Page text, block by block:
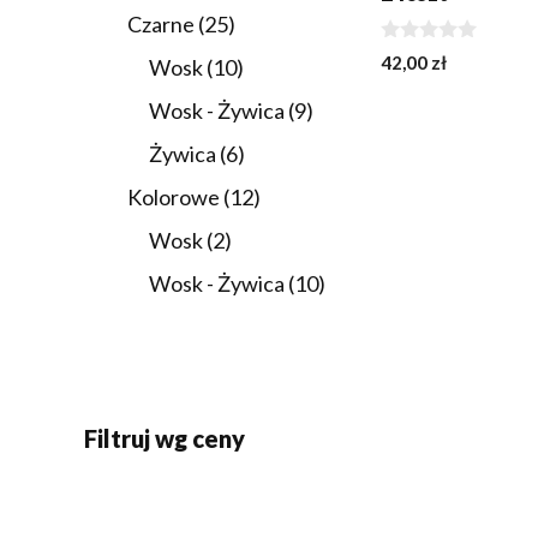
0
z
42,00 zł
Czarne 2525
produktów
Wosk 1010
produktów
Wosk - Żywica 99
Żywica 66
produktów
Kolorowe 1212
Wosk 22
produkty
Wosk - Żywica 1010
Filtruj wg ceny